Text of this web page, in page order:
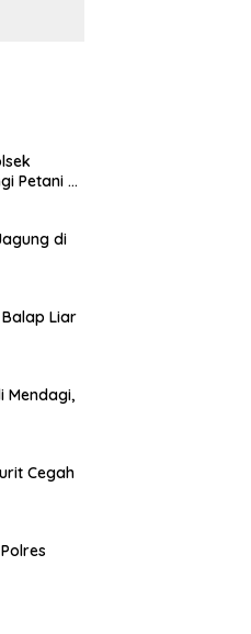
Petani di
di
Liar
Mendagi,
Cegah